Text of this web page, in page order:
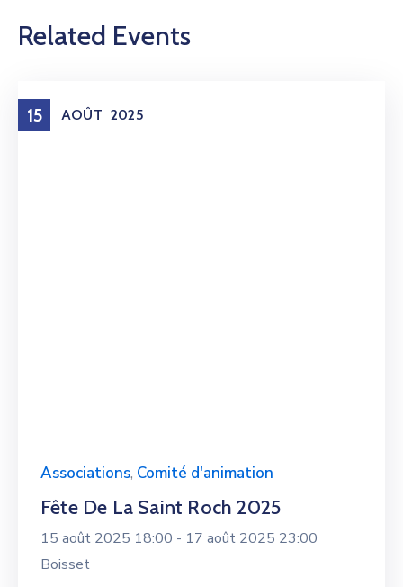
Related Events
15 AOÛT 2025
Associations, Comité d'animation
Fête De La Saint Roch 2025
15 août 2025 18:00 - 17 août 2025 23:00
Boisset